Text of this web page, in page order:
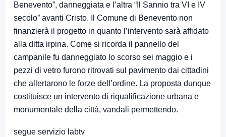
Benevento”, danneggiata e l’altra “Il Sannio tra VI e IV
secolo” avanti Cristo. Il Comune di Benevento non
finanzierà il progetto in quanto l’intervento sarà affidato
alla ditta irpina. Come si ricorda il pannello del
campanile fu danneggiato lo scorso sei maggio e i
pezzi di vetro furono ritrovati sul pavimento dai cittadini
che allertarono le forze dell’ordine. La proposta dunque
costituisce un intervento di riqualificazione urbana e
monumentale della città, vandali permettendo.
segue servizio labtv